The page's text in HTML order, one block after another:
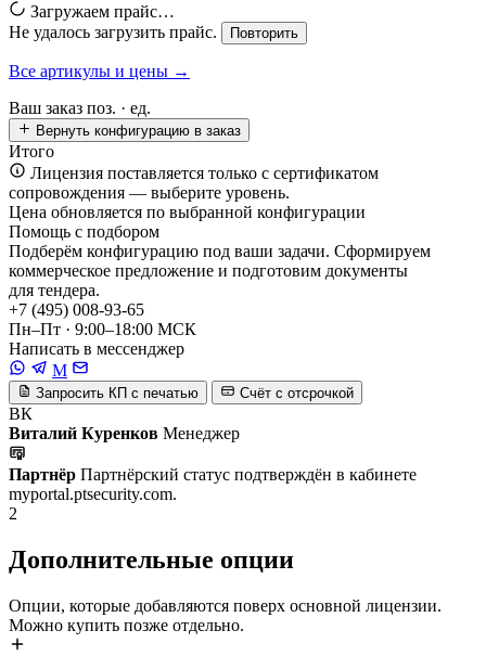
Загружаем прайс…
Не удалось загрузить прайс.
Повторить
Все артикулы и цены →
Ваш заказ поз. · ед.
Вернуть конфигурацию в заказ
Итого
Лицензия поставляется только с сертификатом
сопровождения — выберите уровень.
Цена обновляется по выбранной конфигурации
Помощь с подбором
Подберём конфигурацию под ваши задачи. Сформируем
коммерческое предложение и подготовим документы
для тендера.
+7 (495) 008-93-65
Пн–Пт · 9:00–18:00 МСК
Написать в мессенджер
M
Запросить КП с печатью Счёт с отсрочкой
ВК
Виталий Куренков Менеджер
Партнёр Партнёрский статус подтверждён в кабинете
myportal.ptsecurity.com.
2
Дополнительные опции
Опции, которые добавляются поверх основной лицензии.
Можно купить позже отдельно.